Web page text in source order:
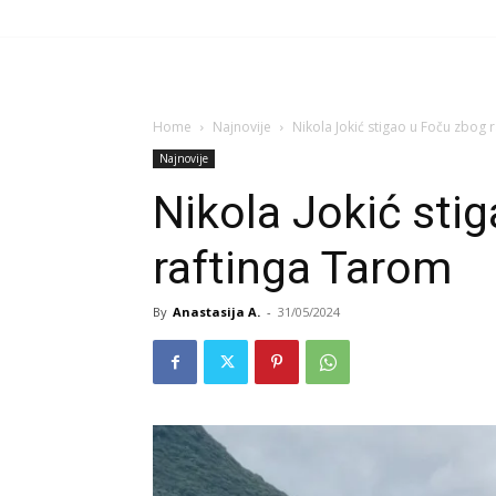
Home Najnovije Nikola Jokić stigao u Foču zbog
Najnovije
Nikola Jokić
raftinga Tarom
By Anastasija A. - 31/05/2024